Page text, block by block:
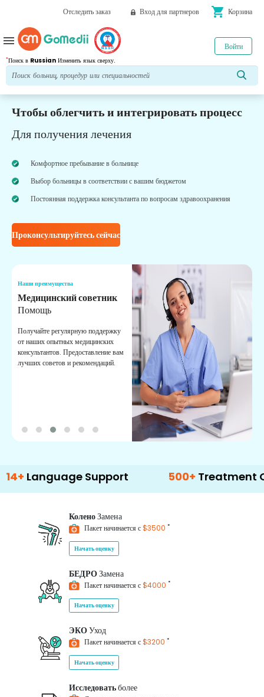
Отследить заказ Вход для партнеров shopping_cart Корзина
*Поиск в Russian Изменить язык сверху.
Войти
menu
Чтобы облегчить и интегрировать процесс
Для получения лечения
Комфортное пребывание в больнице
Выбор больницы в соответствии с вашим бюджетом
Постоянная поддержка консультанта по вопросам здравоохранения
Проконсультируйтесь сейчас
Наши преимущества
Медицинский советник
Помощь
Получайте регулярную поддержку
от наших опытных медицинских
консультантов. Предоставление вам
лучших советов и рекомендаций.
Support 500+ Treatment Options
КоленоЗамена
Пакет начинается с$3500 *
Начать оценку
БЕДРОЗамена
Пакет начинается с$4000 *
Начать оценку
ЭКОУход
Пакет начинается с$3200 *
Начать оценку
Исследоватьболее